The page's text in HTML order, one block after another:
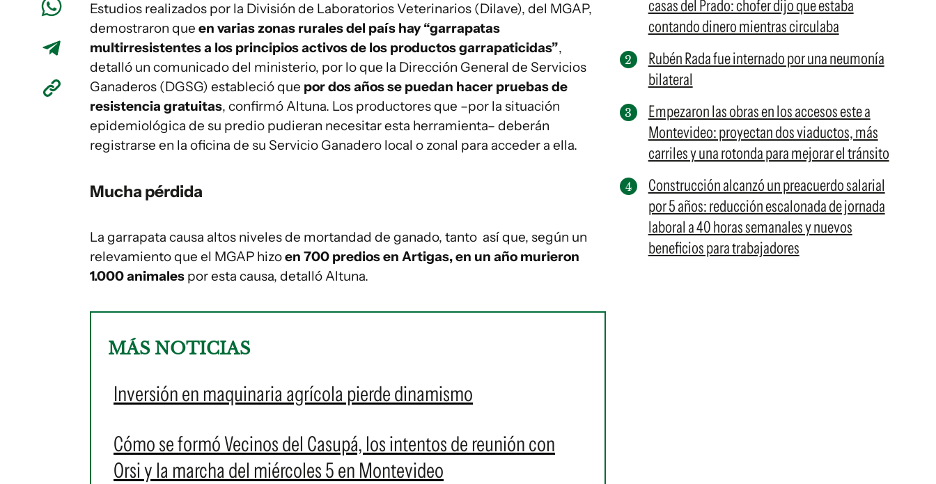
Estudios realizados por la División de Laboratorios Veterinarios (Dilave), del MGAP,
demostraron que en varias zonas rurales del país hay “garrapatas
multirresistentes a los principios activos de los productos garrapaticidas”,
detalló un comunicado del ministerio, por lo que la Dirección General de Servicios
Ganaderos (DGSG) estableció que por dos años se puedan hacer pruebas de
resistencia gratuitas, confirmó Altuna. Los productores que –por la situación
epidemiológica de su predio pudieran necesitar esta herramienta– deberán
registrarse en la oficina de su Servicio Ganadero local o zonal para acceder a ella.
Mucha pérdida
La garrapata causa altos niveles de mortandad de ganado, tanto así que, según un
relevamiento que el MGAP hizoen 700 predios en Artigas, en un año murieron
1.000 animales por esta causa, detalló Altuna.
MÁS NOTICIAS
Inversión en maquinaria agrícola pierde dinamismo
Cómo se formó Vecinos del Casupá, los intentos de reunión con
Orsi y la marcha del miércoles 5 en Montevideo
casas del Prado: chofer dijo que estaba
contando dinero mientras circulaba
Rubén Rada fue internado por una neumonía
bilateral
Empezaron las obras en los accesos este a
Montevideo: proyectan dos viaductos, más
carriles y una rotonda para mejorar el tránsito
Construcción alcanzó un preacuerdo salarial
por 5 años: reducción escalonada de jornada
laboral a 40 horas semanales y nuevos
beneficios para trabajadores